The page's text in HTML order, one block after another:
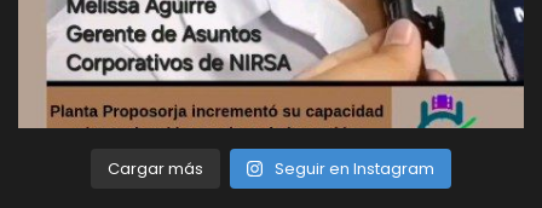
Cargar más Seguir en Instagram